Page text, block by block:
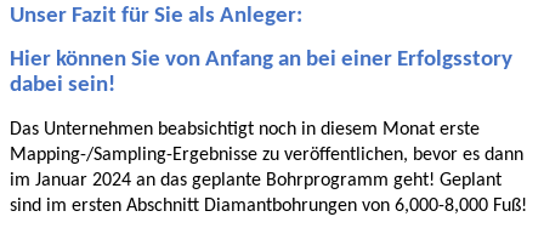
Unser Fazit für Sie als Anleger:
Hier können Sie von Anfang an bei einer Erfolgsstory
dabei sein!
Das Unternehmen beabsichtigt noch in diesem Monat erste
Mapping-/Sampling-Ergebnisse zu veröffentlichen, bevor es dann
im Januar 2024 an das geplante Bohrprogramm geht! Geplant
sind im ersten Abschnitt Diamantbohrungen von 6,000-8,000 Fuß!